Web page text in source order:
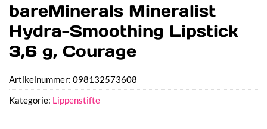
bareMinerals Mineralist
Hydra-Smoothing Lipstick
3,6 g, Courage
Artikelnummer: 098132573608
Kategorie: Lippenstifte